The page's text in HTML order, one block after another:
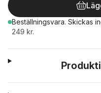
Beställningsvara. Skickas
249 kr.